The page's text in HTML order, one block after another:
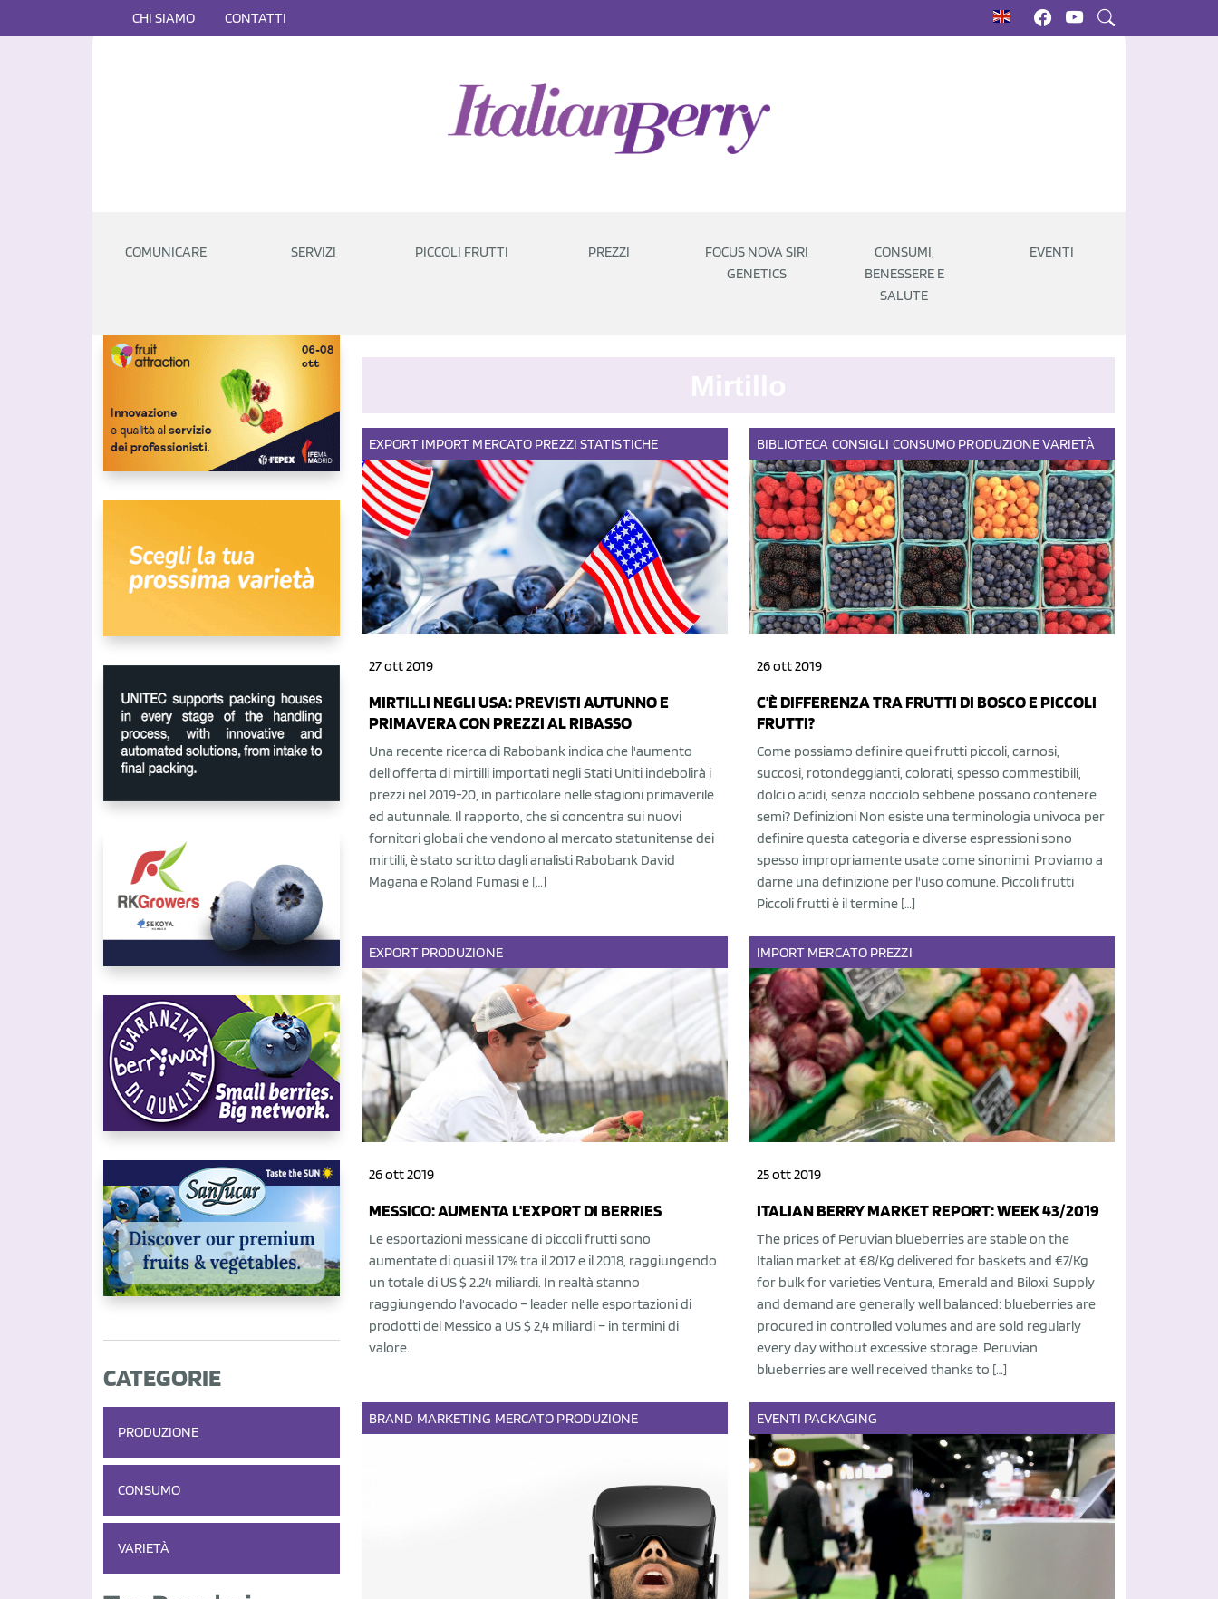
CHI SIAMO CONTATTI
COMUNICARE SERVIZI PICCOLI FRUTTI PREZZI
FOCUS NOVA SIRI
GENETICS
CONSUMI,
BENESSERE E
SALUTE
EVENTI
CATEGORIE
PRODUZIONE
CONSUMO
VARIETÀ
EXPORT IMPORT MERCATO PREZZI STATISTICHE
27 ott 2019
MIRTILLI NEGLI USA: PREVISTI AUTUNNO E
PRIMAVERA CON PREZZI AL RIBASSO
Una recente ricerca di Rabobank indica che l'aumento
dell'offerta di mirtilli importati negli Stati Uniti indebolirà i
prezzi nel 2019-20, in particolare nelle stagioni primaverile
ed autunnale. Il rapporto, che si concentra sui nuovi
fornitori globali che vendono al mercato statunitense dei
mirtilli, è stato scritto dagli analisti Rabobank David
Magana e Roland Fumasi e […]
BIBLIOTECA CONSIGLI CONSUMO PRODUZIONEVARIETÀ
26 ott 2019
C'È DIFFERENZA TRA FRUTTI DI BOSCO E PICCOLI
FRUTTI?
Come possiamo definire quei frutti piccoli, carnosi,
succosi, rotondeggianti, colorati, spesso commestibili,
dolci o acidi, senza nocciolo sebbene possano contenere
semi? Definizioni Non esiste una terminologia univoca per
definire questa categoria e diverse espressioni sono
spesso impropriamente usate come sinonimi. Proviamo a
darne una definizione per l'uso comune. Piccoli frutti
Piccoli frutti è il termine […]
EXPORT PRODUZIONE
26 ott 2019
MESSICO: AUMENTA L'EXPORT DI BERRIES
Le esportazioni messicane di piccoli frutti sono
aumentate di quasi il 17% tra il 2017 e il 2018, raggiungendo
un totale di US $ 2.24 miliardi. In realtà stanno
raggiungendo l'avocado – leader nelle esportazioni di
prodotti del Messico a US $ 2,4 miliardi – in termini di
valore.
IMPORT MERCATO PREZZI
25 ott 2019
ITALIAN BERRY MARKET REPORT: WEEK 43/2019
The prices of Peruvian blueberries are stable on the
Italian market at €8/Kg delivered for baskets and €7/Kg
for bulk for varieties Ventura, Emerald and Biloxi. Supply
and demand are generally well balanced: blueberries are
procured in controlled volumes and are sold regularly
every day without excessive storage. Peruvian
blueberries are well received thanks to […]
BRAND MARKETING MERCATO PRODUZIONE EVENTI PACKAGING